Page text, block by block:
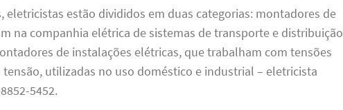
eletricistas estão divididos em duas categorias: montadores de
na companhia elétrica de sistemas de transporte e distribuição
de instalações elétricas, que trabalham com tensões
tensão, utilizadas no uso doméstico e industrial – eletricista
5452.